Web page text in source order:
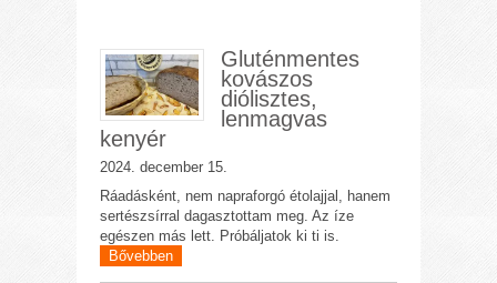
Gluténmentes
kovászos
diólisztes,
lenmagvas
kenyér
2024. december 15.
Ráadásként, nem napraforgó étolajjal, hanem
sertészsírral dagasztottam meg. Az íze
egészen más lett. Próbáljatok ki ti is.
Bővebben